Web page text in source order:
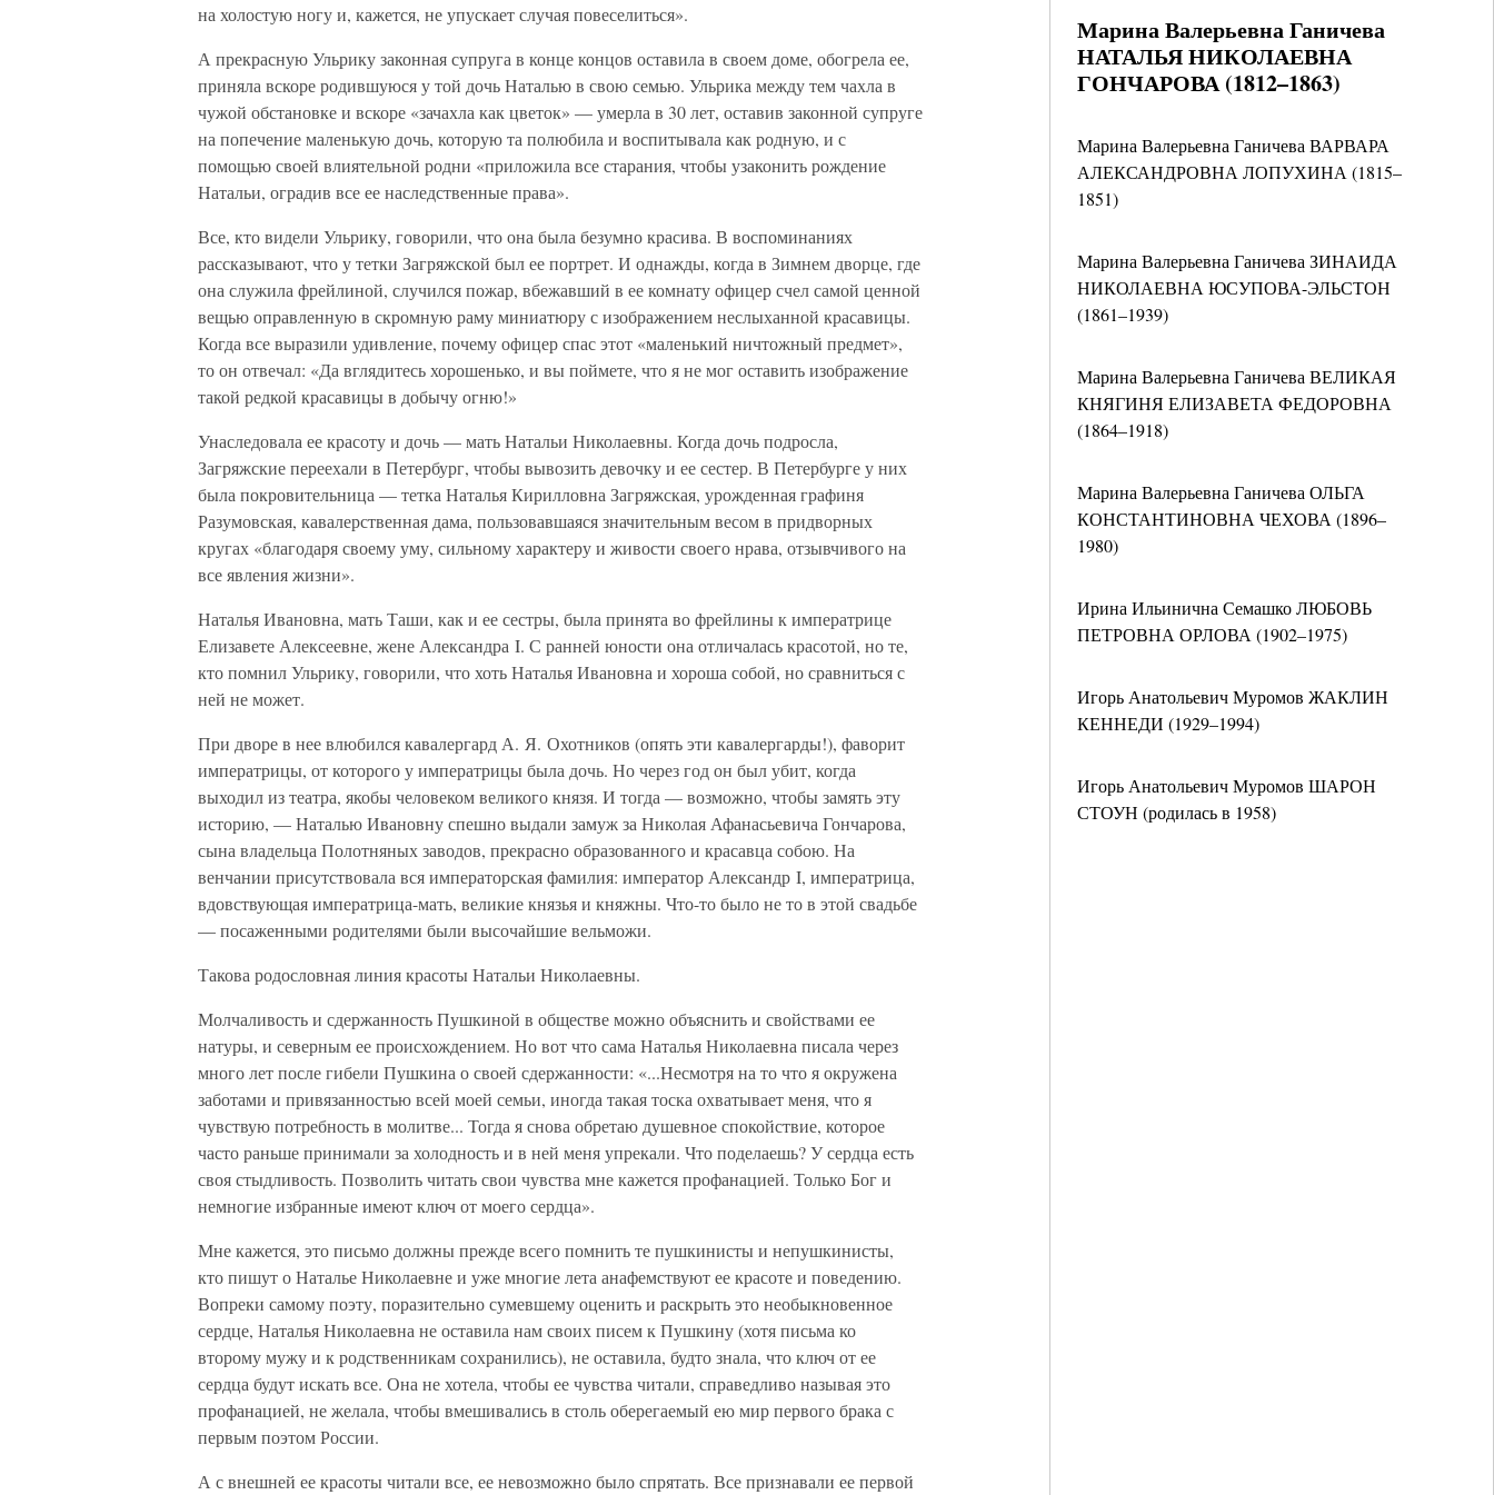
Марина Валерьевна Ганичева
НАТАЛЬЯ НИКОЛАЕВНА
ГОНЧАРОВА (1812–1863)
Марина Валерьевна Ганичева ВАРВАРА
АЛЕКСАНДРОВНА ЛОПУХИНА (1815–
1851)
Марина Валерьевна Ганичева ЗИНАИДА
НИКОЛАЕВНА ЮСУПОВА-ЭЛЬСТОН
(1861–1939)
Марина Валерьевна Ганичева ВЕЛИКАЯ
КНЯГИНЯ ЕЛИЗАВЕТА ФЕДОРОВНА
(1864–1918)
Марина Валерьевна Ганичева ОЛЬГА
КОНСТАНТИНОВНА ЧЕХОВА (1896–
1980)
Ирина Ильинична Семашко ЛЮБОВЬ
ПЕТРОВНА ОРЛОВА (1902–1975)
Игорь Анатольевич Муромов ЖАКЛИН
КЕННЕДИ (1929–1994)
Игорь Анатольевич Муромов ШАРОН
СТОУН (родилась в 1958)
на холостую ногу и, кажется, не упускает случая повеселиться».
А прекрасную Ульрику законная супруга в конце концов оставила в своем доме, обогрела ее,
приняла вскоре родившуюся у той дочь Наталью в свою семью. Ульрика между тем чахла в
чужой обстановке и вскоре «зачахла как цветок» — умерла в 30 лет, оставив законной супруге
на попечение маленькую дочь, которую та полюбила и воспитывала как родную, и с
помощью своей влиятельной родни «приложила все старания, чтобы узаконить рождение
Натальи, оградив все ее наследственные права».
Все, кто видели Ульрику, говорили, что она была безумно красива. В воспоминаниях
рассказывают, что у тетки Загряжской был ее портрет. И однажды, когда в Зимнем дворце, где
она служила фрейлиной, случился пожар, вбежавший в ее комнату офицер счел самой ценной
вещью оправленную в скромную раму миниатюру с изображением неслыханной красавицы.
Когда все выразили удивление, почему офицер спас этот «маленький ничтожный предмет»,
то он отвечал: «Да вглядитесь хорошенько, и вы поймете, что я не мог оставить изображение
такой редкой красавицы в добычу огню!»
Унаследовала ее красоту и дочь — мать Натальи Николаевны. Когда дочь подросла,
Загряжские переехали в Петербург, чтобы вывозить девочку и ее сестер. В Петербурге у них
была покровительница — тетка Наталья Кирилловна Загряжская, урожденная графиня
Разумовская, кавалерственная дама, пользовавшаяся значительным весом в придворных
кругах «благодаря своему уму, сильному характеру и живости своего нрава, отзывчивого на
все явления жизни».
Наталья Ивановна, мать Таши, как и ее сестры, была принята во фрейлины к императрице
Елизавете Алексеевне, жене Александра I. С ранней юности она отличалась красотой, но те,
кто помнил Ульрику, говорили, что хоть Наталья Ивановна и хороша собой, но сравниться с
ней не может.
При дворе в нее влюбился кавалергард А. Я. Охотников (опять эти кавалергарды!), фаворит
императрицы, от которого у императрицы была дочь. Но через год он был убит, когда
выходил из театра, якобы человеком великого князя. И тогда — возможно, чтобы замять эту
историю, — Наталью Ивановну спешно выдали замуж за Николая Афанасьевича Гончарова,
сына владельца Полотняных заводов, прекрасно образованного и красавца собою. На
венчании присутствовала вся императорская фамилия: император Александр I, императрица,
вдовствующая императрица-мать, великие князья и княжны. Что-то было не то в этой свадьбе
— посаженными родителями были высочайшие вельможи.
Такова родословная линия красоты Натальи Николаевны.
Молчаливость и сдержанность Пушкиной в обществе можно объяснить и свойствами ее
натуры, и северным ее происхождением. Но вот что сама Наталья Николаевна писала через
много лет после гибели Пушкина о своей сдержанности: «...Несмотря на то что я окружена
заботами и привязанностью всей моей семьи, иногда такая тоска охватывает меня, что я
чувствую потребность в молитве... Тогда я снова обретаю душевное спокойствие, которое
часто раньше принимали за холодность и в ней меня упрекали. Что поделаешь? У сердца есть
своя стыдливость. Позволить читать свои чувства мне кажется профанацией. Только Бог и
немногие избранные имеют ключ от моего сердца».
Мне кажется, это письмо должны прежде всего помнить те пушкинисты и непушкинисты,
кто пишут о Наталье Николаевне и уже многие лета анафемствуют ее красоте и поведению.
Вопреки самому поэту, поразительно сумевшему оценить и раскрыть это необыкновенное
сердце, Наталья Николаевна не оставила нам своих писем к Пушкину (хотя письма ко
второму мужу и к родственникам сохранились), не оставила, будто знала, что ключ от ее
сердца будут искать все. Она не хотела, чтобы ее чувства читали, справедливо называя это
профанацией, не желала, чтобы вмешивались в столь оберегаемый ею мир первого брака с
первым поэтом России.
А с внешней ее красоты читали все, ее невозможно было спрятать. Все признавали ее первой